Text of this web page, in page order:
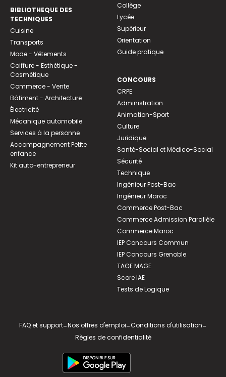
BIBLIOTHEQUE DES
TECHNIQUES
Cuisine
Transports
Mode - Vêtements
Coiffure - Esthétique -
Cosmétique
Commerce - Vente
Bâtiment - Architecture
Électricité
Mécanique automobile
Services à la personne
Accompagnement Petite
enfance
Kit auto-entrepreneur
Collège
Lycée
Supérieur
Orientation
Guide pratique
CONCOURS
CRPE
Administration
Animation-Sport
Culture
Juridique
Santé-Social et Médico-Social
Sécurité
Technique
Ingénieur Post-Bac
Ingénieur Maroc
Commerce Post-Bac
Commerce Admission Parallèle
Commerce Maroc
IEP Concours Commun
IEP Concours Grenoble
TAGE MAGE
Score IAE
Tests de Logique
FAQ et support-Nos offres d'emploi-Conditions d'utilisation-
Règles de confidentialité